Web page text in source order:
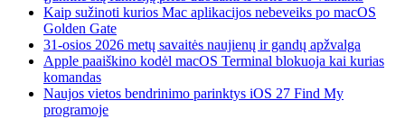
Kaip sužinoti kurios Mac aplikacijos nebeveiks po macOS
Golden Gate
31-osios 2026 metų savaitės naujienų ir gandų apžvalga
Apple paaiškino kodėl macOS Terminal blokuoja kai kurias
komandas
Naujos vietos bendrinimo parinktys iOS 27 Find My
programoje